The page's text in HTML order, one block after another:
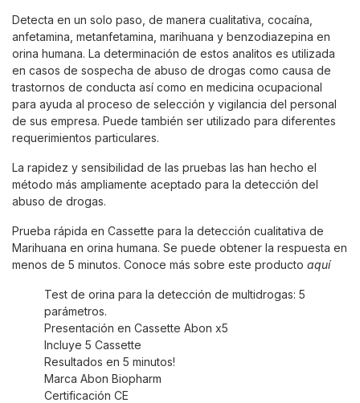
Detecta en un solo paso, de manera cualitativa, cocaína,
anfetamina, metanfetamina, marihuana y benzodiazepina en
orina humana. La determinación de estos analitos es utilizada
en casos de sospecha de abuso de drogas como causa de
trastornos de conducta así como en medicina ocupacional
para ayuda al proceso de selección y vigilancia del personal
de sus empresa. Puede también ser utilizado para diferentes
requerimientos particulares.
La rapidez y sensibilidad de las pruebas las han hecho el
método más ampliamente aceptado para la detección del
abuso de drogas.
Prueba rápida en Cassette para la detección cualitativa de
Marihuana en orina humana. Se puede obtener la respuesta en
menos de 5 minutos. Conoce más sobre este producto aquí
Test de orina para la detección de multidrogas: 5
parámetros.
Presentación en Cassette Abon x5
Incluye 5 Cassette
Resultados en 5 minutos!
Marca Abon Biopharm
Certificación CE